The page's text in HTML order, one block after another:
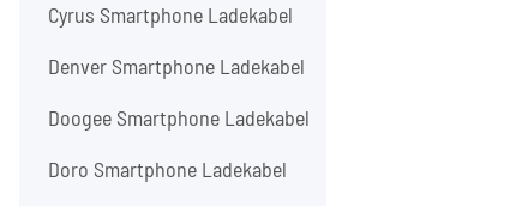
Cyrus Smartphone Ladekabel
Denver Smartphone Ladekabel
Doogee Smartphone Ladekabel
Doro Smartphone Ladekabel